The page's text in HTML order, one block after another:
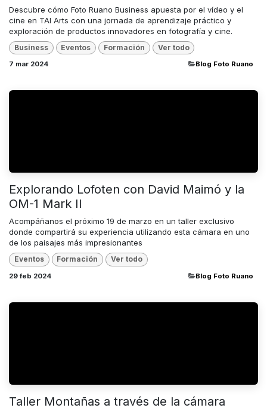
Descubre cómo Foto Ruano Business apuesta por el vídeo y el
cine en TAI Arts con una jornada de aprendizaje práctico y
exploración de productos innovadores en fotografía y cine.
Business Eventos Formación Ver todo
7 mar 2024 ​Blog Foto Ruano
Explorando Lofoten con David Maimó y la
OM-1 Mark II
Acompáñanos el próximo 19 de marzo en un taller exclusivo
donde compartirá su experiencia utilizando esta cámara en uno
de los paisajes más impresionantes
Eventos Formación Ver todo
29 feb 2024 ​Blog Foto Ruano
Taller Montañas a través de la cámara